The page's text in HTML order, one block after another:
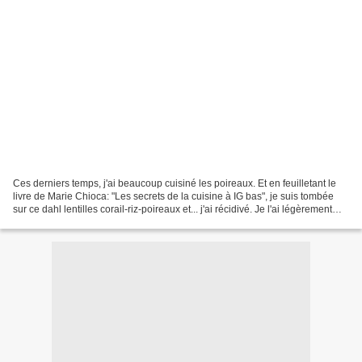
Ces derniers temps, j'ai beaucoup cuisiné les poireaux. Et en feuilletant le
livre de Marie Chioca: "Les secrets de la cuisine à IG bas", je suis tombée
sur ce dahl lentilles corail-riz-poireaux et... j'ai récidivé. Je l'ai légèrement